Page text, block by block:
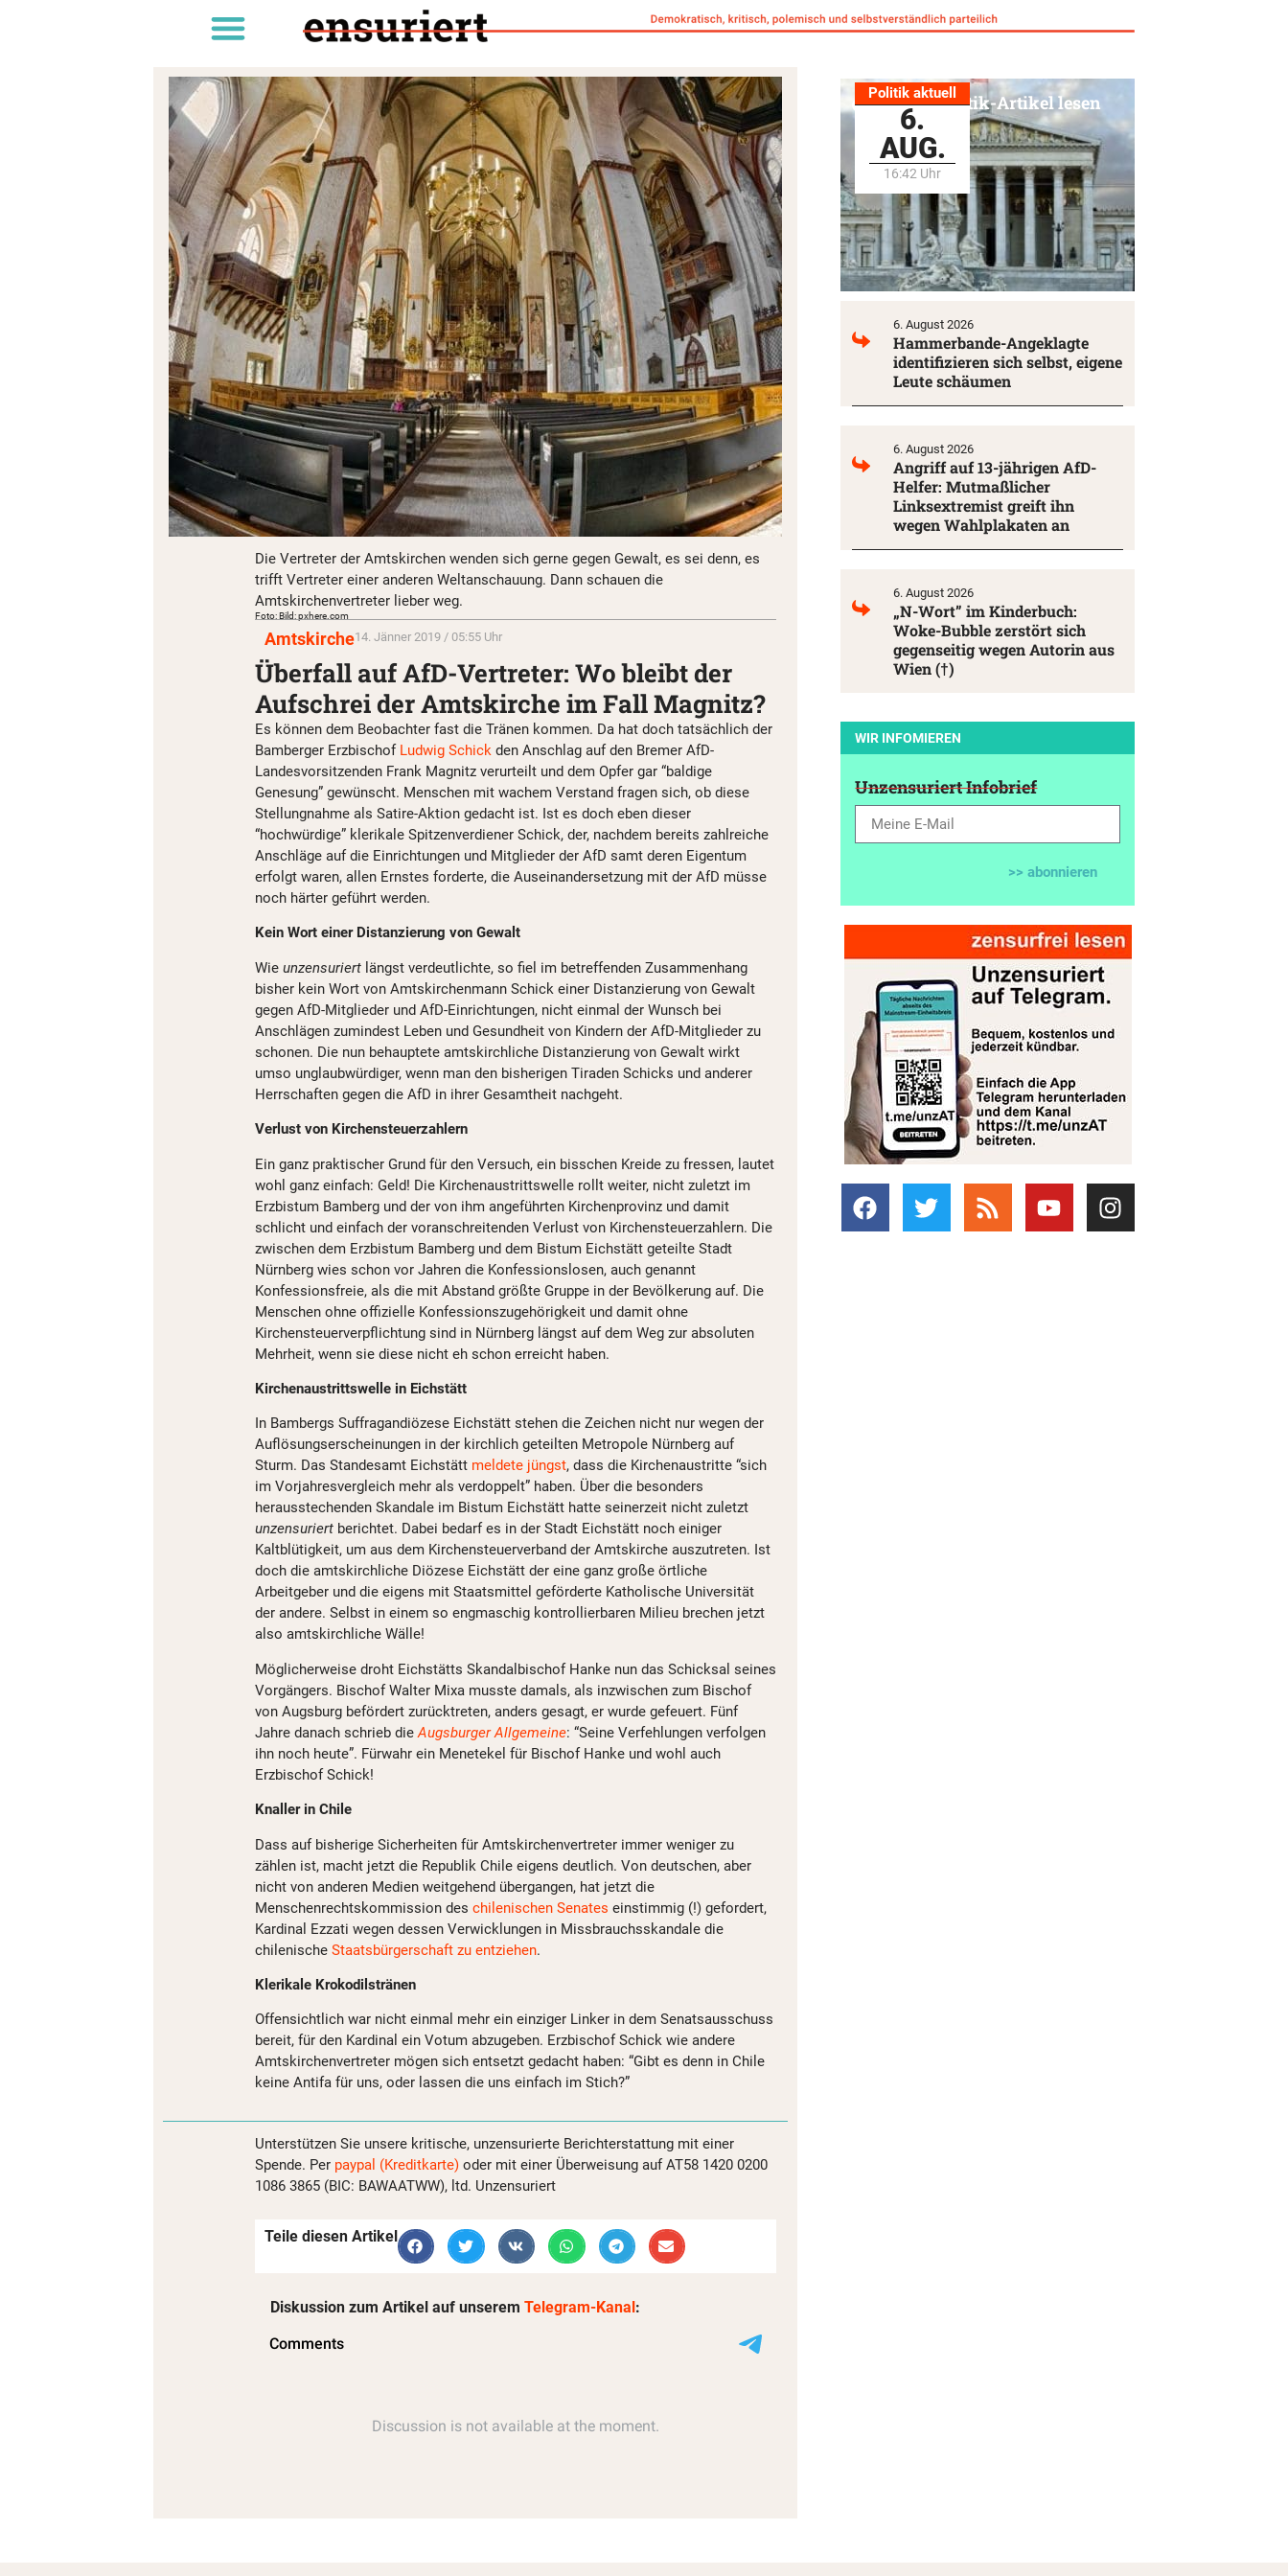
Die Vertreter der Amtskirchen wenden sich gerne gegen Gewalt, es sei denn, es
trifft Vertreter einer anderen Weltanschauung. Dann schauen die
Amtskirchenvertreter lieber weg.
Foto: Bild: pxhere.com
Amtskirche14. Jänner 2019 / 05:55 Uhr
Überfall auf AfD-Vertreter: Wo bleibt der
Aufschrei der Amtskirche im Fall Magnitz?
Es können dem Beobachter fast die Tränen kommen. Da hat doch tatsächlich der
Bamberger Erzbischof Ludwig Schick den Anschlag auf den Bremer AfD-
Landesvorsitzenden Frank Magnitz verurteilt und dem Opfer gar “baldige
Genesung” gewünscht. Menschen mit wachem Verstand fragen sich, ob diese
Stellungnahme als Satire-Aktion gedacht ist. Ist es doch eben dieser
“hochwürdige” klerikale Spitzenverdiener Schick, der, nachdem bereits zahlreiche
Anschläge auf die Einrichtungen und Mitglieder der AfD samt deren Eigentum
erfolgt waren, allen Ernstes forderte, die Auseinandersetzung mit der AfD müsse
noch härter geführt werden.
Kein Wort einer Distanzierung von Gewalt
Wie unzensuriert längst verdeutlichte, so fiel im betreffenden Zusammenhang
bisher kein Wort von Amtskirchenmann Schick einer Distanzierung von Gewalt
gegen AfD-Mitglieder und AfD-Einrichtungen, nicht einmal der Wunsch bei
Anschlägen zumindest Leben und Gesundheit von Kindern der AfD-Mitglieder zu
schonen. Die nun behauptete amtskirchliche Distanzierung von Gewalt wirkt
umso unglaubwürdiger, wenn man den bisherigen Tiraden Schicks und anderer
Herrschaften gegen die AfD in ihrer Gesamtheit nachgeht.
Verlust von Kirchensteuerzahlern
Ein ganz praktischer Grund für den Versuch, ein bisschen Kreide zu fressen, lautet
wohl ganz einfach: Geld! Die Kirchenaustrittswelle rollt weiter, nicht zuletzt im
Erzbistum Bamberg und der von ihm angeführten Kirchenprovinz und damit
schlicht und einfach der voranschreitenden Verlust von Kirchensteuerzahlern. Die
zwischen dem Erzbistum Bamberg und dem Bistum Eichstätt geteilte Stadt
Nürnberg wies schon vor Jahren die Konfessionslosen, auch genannt
Konfessionsfreie, als die mit Abstand größte Gruppe in der Bevölkerung auf. Die
Menschen ohne offizielle Konfessionszugehörigkeit und damit ohne
Kirchensteuerverpflichtung sind in Nürnberg längst auf dem Weg zur absoluten
Mehrheit, wenn sie diese nicht eh schon erreicht haben.
Kirchenaustrittswelle in Eichstätt
In Bambergs Suffragandiözese Eichstätt stehen die Zeichen nicht nur wegen der
Auflösungserscheinungen in der kirchlich geteilten Metropole Nürnberg auf
Sturm. Das Standesamt Eichstätt meldete jüngst, dass die Kirchenaustritte “sich
im Vorjahresvergleich mehr als verdoppelt” haben. Über die besonders
herausstechenden Skandale im Bistum Eichstätt hatte seinerzeit nicht zuletzt
unzensuriert berichtet. Dabei bedarf es in der Stadt Eichstätt noch einiger
Kaltblütigkeit, um aus dem Kirchensteuerverband der Amtskirche auszutreten. Ist
doch die amtskirchliche Diözese Eichstätt der eine ganz große örtliche
Arbeitgeber und die eigens mit Staatsmittel geförderte Katholische Universität
der andere. Selbst in einem so engmaschig kontrollierbaren Milieu brechen jetzt
also amtskirchliche Wälle!
Möglicherweise droht Eichstätts Skandalbischof Hanke nun das Schicksal seines
Vorgängers. Bischof Walter Mixa musste damals, als inzwischen zum Bischof
von Augsburg befördert zurücktreten, anders gesagt, er wurde gefeuert. Fünf
Jahre danach schrieb dieAugsburger Allgemeine: “Seine Verfehlungen verfolgen
ihn noch heute”. Fürwahr ein Menetekel für Bischof Hanke und wohl auch
Erzbischof Schick!
Knaller in Chile
Dass auf bisherige Sicherheiten für Amtskirchenvertreter immer weniger zu
zählen ist, macht jetzt die Republik Chile eigens deutlich. Von deutschen, aber
nicht von anderen Medien weitgehend übergangen, hat jetzt die
Menschenrechtskommission des chilenischen Senates einstimmig (!) gefordert,
Kardinal Ezzati wegen dessen Verwicklungen in Missbrauchsskandale die
chilenische Staatsbürgerschaft zu entziehen.
Klerikale Krokodilstränen
Offensichtlich war nicht einmal mehr ein einziger Linker in dem Senatsausschuss
bereit, für den Kardinal ein Votum abzugeben. Erzbischof Schick wie andere
Amtskirchenvertreter mögen sich entsetzt gedacht haben: “Gibt es denn in Chile
keine Antifa für uns, oder lassen die uns einfach im Stich?”
Unterstützen Sie unsere kritische, unzensurierte Berichterstattung mit einer
Spende. Per paypal (Kreditkarte) oder mit einer Überweisung auf AT58 1420 0200
1086 3865 (BIC: BAWAATWW), ltd. Unzensuriert
Teile diesen Artikel
Diskussion zum Artikel auf unserem Telegram-Kanal:
Politik aktuell
6.
AUG.
16:42 Uhr
Alle Politik-Artikel lesen
6. August 2026
Hammerbande-Angeklagte
identifizieren sich selbst, eigene
Leute schäumen
6. August 2026
Angriff auf 13-jährigen AfD-
Helfer: Mutmaßlicher
Linksextremist greift ihn
wegen Wahlplakaten an
6. August 2026
„N-Wort” im Kinderbuch:
Woke-Bubble zerstört sich
gegenseitig wegen Autorin aus
Wien (†)
WIR INFOMIEREN
Unzensuriert Infobrief
>> abonnieren